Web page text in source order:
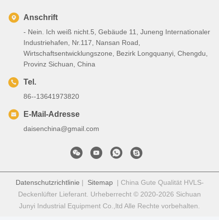
Anschrift
- Nein. Ich weiß nicht.5, Gebäude 11, Juneng Internationaler
Industriehafen, Nr.117, Nansan Road,
Wirtschaftsentwicklungszone, Bezirk Longquanyi, Chengdu,
Provinz Sichuan, China
Tel.
86--13641973820
E-Mail-Adresse
daisenchina@gmail.com
Datenschutzrichtlinie | Sitemap| China Gute Qualität HVLS-
Deckenlüfter Lieferant. Urheberrecht © 2020-2026 Sichuan
Junyi Industrial Equipment Co.,ltd Alle Rechte vorbehalten.